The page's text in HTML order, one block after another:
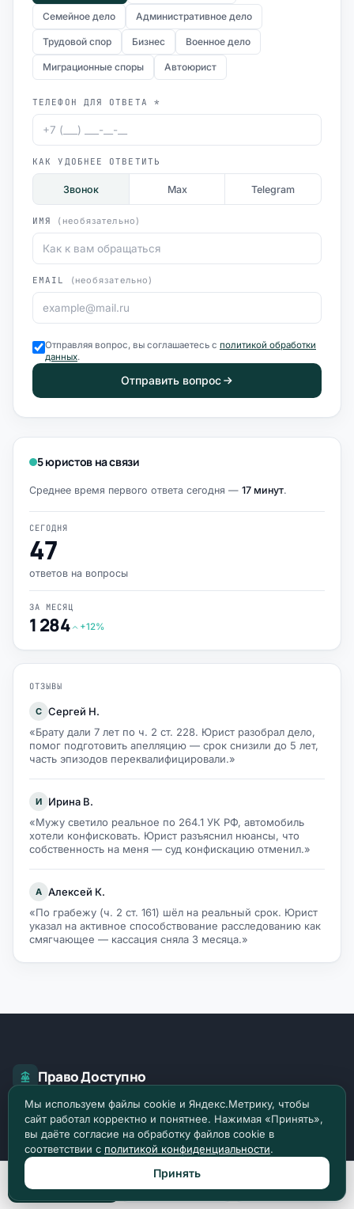
Семейное дело Административное дело
Трудовой спор Бизнес Военное дело
Миграционные споры Автоюрист
ТЕЛЕФОН ДЛЯ ОТВЕТА *
КАК УДОБНЕЕ ОТВЕТИТЬ
Звонок Max Telegram
ИМЯ (необязательно)
EMAIL (необязательно)
Отправляя вопрос, вы соглашаетесь с политикой обработки
данных.
Отправить вопрос
5 юристов на связи
Среднее время первого ответа сегодня — 17 минут.
СЕГОДНЯ
47
ответов на вопросы
ЗА МЕСЯЦ
1 284 +12%
ОТЗЫВЫ
С Сергей Н.
«Брату дали 7 лет по ч. 2 ст. 228. Юрист разобрал дело,
помог подготовить апелляцию — срок снизили до 5 лет,
часть эпизодов переквалифицировали.»
И
Ирина В.
«Мужу светило реальное по 264.1 УК РФ, автомобиль
хотели конфисковать. Юрист разъяснил нюансы, что
собственность на меня — суд конфискацию отменил.»
А Алексей К.
«По грабежу (ч. 2 ст. 161) шёл на реальный срок. Юрист
указал на активное способствование расследованию как
смягчающее — кассация сняла 3 месяца.»
Право Доступно
О главном в праве. Более 2449 разборов и
инструкций по российскому праву.
Мы используем файлы cookie и Яндекс.Метрику, чтобы
сайт работал корректно и понятнее. Нажимая «Принять»,
вы даёте согласие на обработку файлов cookie в
соответствии с политикой конфиденциальности.
Принять